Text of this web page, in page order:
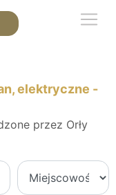
elektryczne -
przez Orły